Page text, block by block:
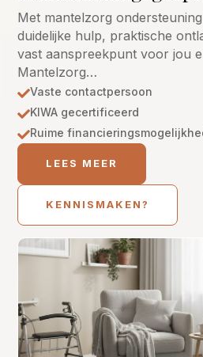
Met mantelzorg
duidelijke hulp, praktische
vast aanspreekpunt voor jou
Mantelzorg…
Vaste contactpersoon
KIWA gecertificeerd
Ruime
LEES MEER
KENNISMAKEN?